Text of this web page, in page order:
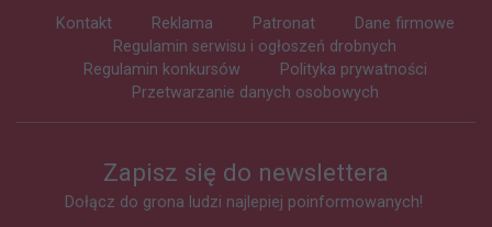
Kontakt Reklama Patronat
Dane firmowe
Regulamin serwisu i ogłoszeń drobnych
Regulamin konkursów
Polityka prywatności
Przetwarzanie danych osobowych
Zapisz się do newslettera
Dołącz do grona ludzi najlepiej poinformowanych!